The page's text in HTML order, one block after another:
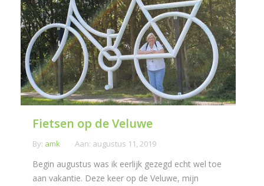
Fietsen op de Veluwe
By: amk Aan: augustus 11, 2019
Begin augustus was ik eerlijk gezegd echt wel toe
aan vakantie. Deze keer op de Veluwe, mijn